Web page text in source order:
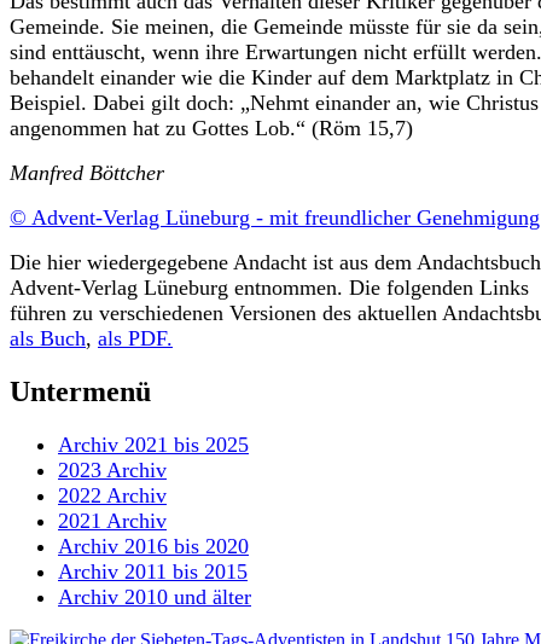
Gemeinde. Sie meinen, die Gemeinde müsste für sie da
sind enttäuscht, wenn ihre Erwartungen nicht erfüllt
behandelt einander wie die Kinder auf dem Marktplatz in
Beispiel. Dabei gilt doch: „Nehmt einander an, wie
angenommen hat zu Gottes Lob.“ (Röm 15,7)
Manfred Böttcher
© Advent-Verlag Lüneburg - mit freundlicher Genehmigung
Die hier wiedergegebene Andacht ist aus dem
Advent-Verlag Lüneburg entnommen. Die folgenden Links
führen zu verschiedenen Versionen des aktuellen
als Buch, als PDF.
Untermenü
Archiv 2021 bis 2025
2023 Archiv
2022 Archiv
2021 Archiv
Archiv 2016 bis 2020
Archiv 2011 bis 2015
Archiv 2010 und älter